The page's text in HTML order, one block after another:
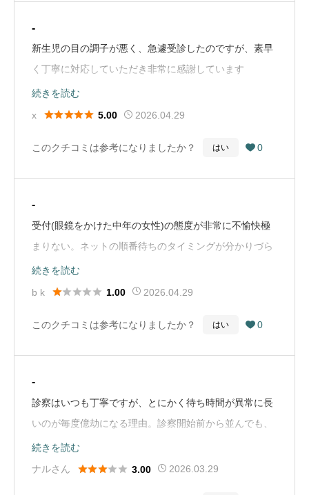
-
新生児の目の調子が悪く、急遽受診したのですが、素早
く丁寧に対応していただき非常に感謝しています
（Google Mapから引用）
続きを読む
x
 5.00 2026.04.29
このクチコミは参考になりましたか？ はい  0
-
受付(眼鏡をかけた中年の女性)の態度が非常に不愉快極
まりない。ネットの順番待ちのタイミングが分かりづら
く、書いてある通りに自分の5番目？前の番号が出て来
て行ったものの、受付に嫌味言われたり、ルール守れ的
快極まりなかった。システム「は」改善されるらしい
接客が行く度に不愉快極まりないです。体が病気で不便
で、目のことなので視覚的情報を受け入れて行動しにく
い患者の立場に対する思いやり、気配りが全く感じられ
ないため、行く度に嫌な気分になります。駅からも程遠
続きを読む
b k
 1.00 2026.04.29
このクチコミは参考になりましたか？ はい  0
-
診察はいつも丁寧ですが、とにかく待ち時間が異常に長
いのが毎度億劫になる理由。診察開始前から並んでも、
オンライン順番取っても、いろいろ試しますがあまり変
わらず。行けば半日は潰れるので、かなり余裕のある日
続きを読む
ナルさん
 3.00 2026.03.29